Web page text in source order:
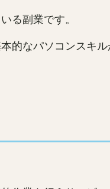
る副業です。
なパソコンスキ